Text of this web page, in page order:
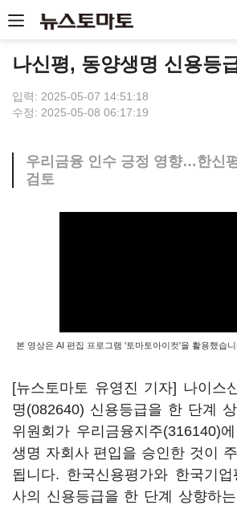
나신평, 동양생명 신용등
입력: 2025-05-07 14:51:18
수정: 2025-05-08 06:17:19
우리금융 인수 긍정 영향…한신
검토
본 영상은 AI 편집 프로그램 '토마토아이컷'을 활용했습니
[뉴스토마토 유영진 기자] 나이스
명(082640) 신용등급을 한 단계
위원회가 우리금융지주(316140)
생명 자회사 편입을 승인한 것이
됩니다. 한국신용평가와 한국기
사의 신용등급을 한 단계 상향하